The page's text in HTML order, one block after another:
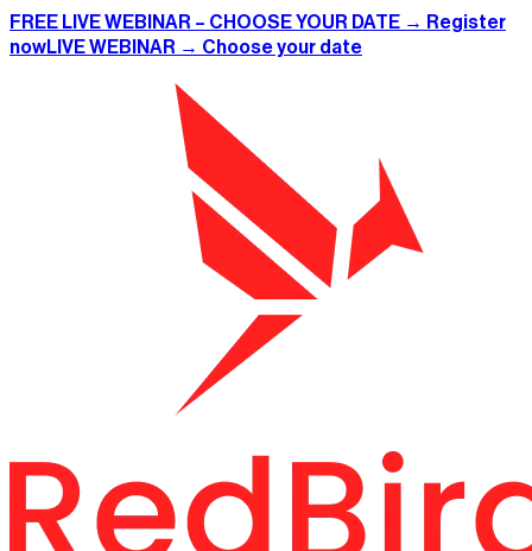
FREE LIVE WEBINAR – CHOOSE YOUR DATE → Register
nowLIVE WEBINAR → Choose your date